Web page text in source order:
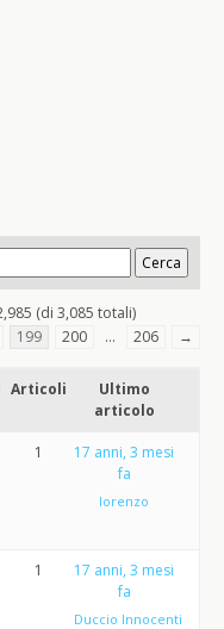
(di 3,085 totali)
199 200 … 206 →
Articoli
Ultimo
articolo
1
17 anni, 3 mesi
fa
lorenzo
1
17 anni, 3 mesi
fa
Duccio Innocenti